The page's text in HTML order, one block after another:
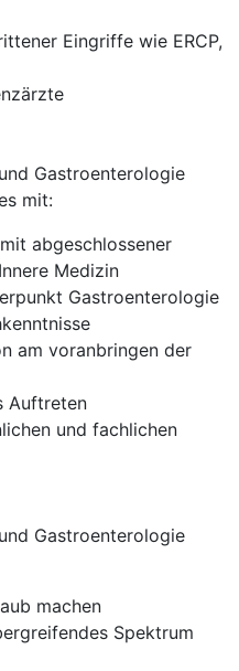
Eingriffe wie ERCP,
Gastroenterologie
mit:
abgeschlossener
Medizin
Gastroenterologie
am voranbringen der
Auftreten
und fachlichen
Gastroenterologie
machen
Spektrum